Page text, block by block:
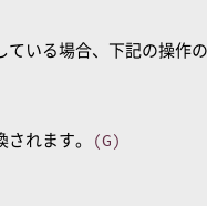
いる場合、下記の操作
れます。
(G)